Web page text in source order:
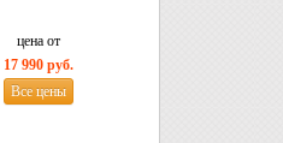
цена от
17 990 руб.
Все цены